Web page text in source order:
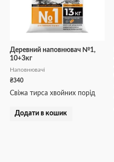
Деревний наповнювач №1,
10+3кг
Наповнювачі
₴340
Свіжа тирса хвойних порід
Додати в кошик